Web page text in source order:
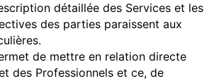
détaillée des Services et les
des parties paraissent aux
de mettre en relation directe
des Professionnels et ce, de